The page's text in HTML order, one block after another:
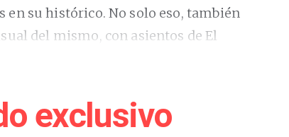
su histórico. No solo eso, también
del mismo, con asientos de El
estos conciertos son músicos del
algo que –según explica
exclusivo